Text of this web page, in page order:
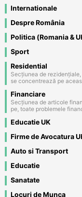
Internationale
Despre România
Politica (Romania &
Sport
Residential
Secțiunea de
se concentrează pe
Financiare
Secțiunea de articole
pe, toate problemele
Educatie UK
Firme de Avocatura
Auto si Transport
Educatie
Sanatate
Locuri de Munca